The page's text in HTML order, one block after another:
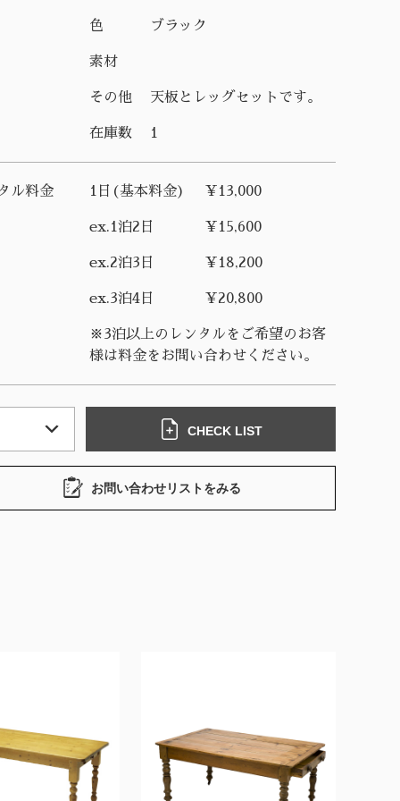
色 ブラック
素材
その他 天板とレッグセットです。
在庫数 1
ル料金 1日(基本料金) ¥13,000
ex.1泊2日 ¥15,600
ex.2泊3日 ¥18,200
ex.3泊4日 ¥20,800
※3泊以上のレンタルをご希望のお客
様は料金をお問い合わせください。
CHECK LIST
お問い合わせリストをみる